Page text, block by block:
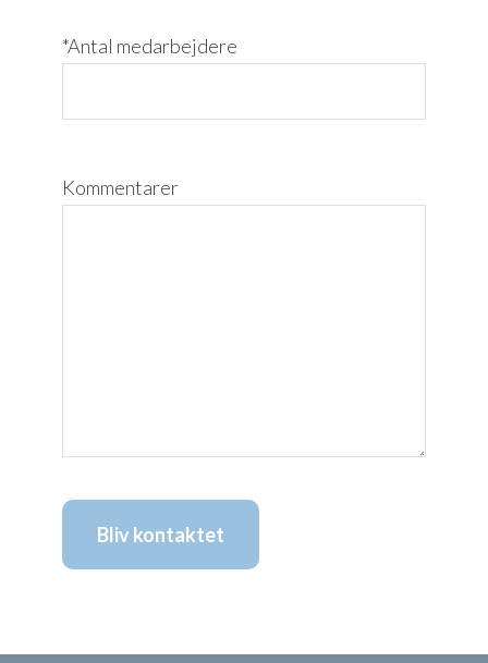
*Antal medarbejdere
Kommentarer